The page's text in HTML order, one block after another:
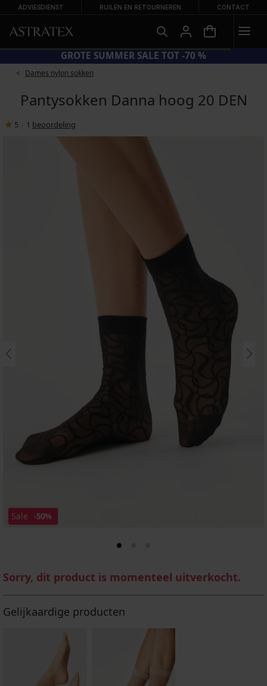
ADVIESDIENST RUILEN EN RETOURNEREN CONTACT
GROTE SUMMER SALE TOT -70 %
Dames nylon sokken
Pantysokken Danna hoog 20 DEN
5 1 beoordeling
Sale -50%
Sorry, dit product is momenteel uitverkocht.
Gelijkaardige producten